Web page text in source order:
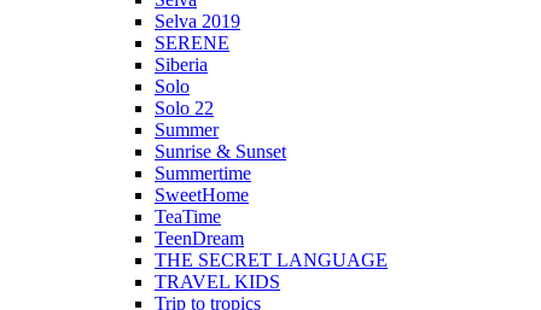
Selva 2019
SERENE
Siberia
Solo
Solo 22
Summer
Sunrise & Sunset
Summertime
SweetHome
TeaTime
TeenDream
THE SECRET LANGUAGE
TRAVEL KIDS
Trip to tropics